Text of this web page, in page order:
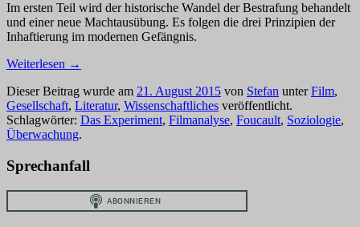
Im ersten Teil wird der historische Wandel der Bestrafung behandelt
und einer neue Machtausübung. Es folgen die drei Prinzipien der
Inhaftierung im modernen Gefängnis.
Weiterlesen →
Dieser Beitrag wurde am 21. August 2015 von Stefan unterFilm,
Gesellschaft, Literatur, Wissenschaftliches veröffentlicht.
Schlagwörter: Das Experiment, Filmanalyse, Foucault, Soziologie,
Überwachung.
Sprechanfall